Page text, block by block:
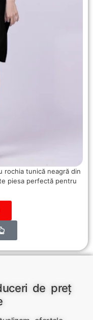
rochia tunică neagră din
piesa perfectă pentru
de preț